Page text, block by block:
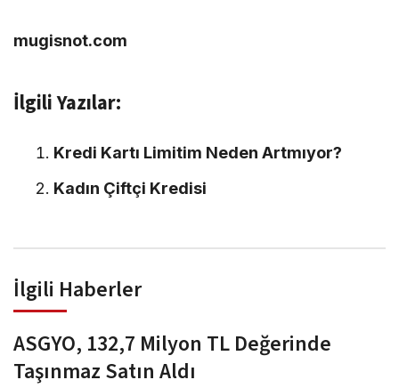
mugisnot.com
İlgili Yazılar:
Kredi Kartı Limitim Neden Artmıyor?
Kadın Çiftçi Kredisi
İlgili Haberler
ASGYO, 132,7 Milyon TL Değerinde
Taşınmaz Satın Aldı